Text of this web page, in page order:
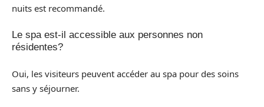
nuits est recommandé.
Le spa est-il accessible aux personnes non
résidentes?
Oui, les visiteurs peuvent accéder au spa pour des soins
sans y séjourner.